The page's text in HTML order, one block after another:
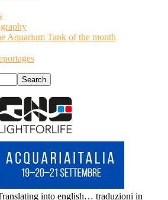
Aquarium Tank of the month
into english… traduzioni in